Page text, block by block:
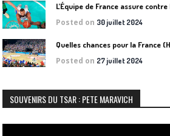
L’Équipe de France assure
Posted on 30 juillet 2024
Quelles chances pour la France
Posted on 27 juillet 2024
SOUVENIRS DU TSAR : PETE MARAVICH